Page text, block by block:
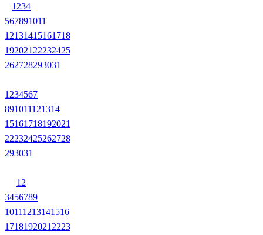
1 234
567891011
12131415161718
192021 22232425
262728293031
1 234567
891011121314
15161718192021
22232425262728
293031
1 2
3456789
10111213141516
1718192021 2223